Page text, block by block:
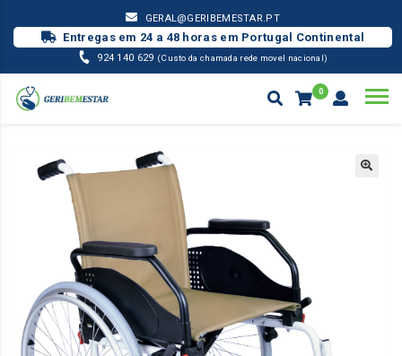
GERAL@GERIBEMESTAR.PT
Entregas em 24 a 48 horas em Portugal Continental
924 140 629 (Custo da chamada rede movel nacional)
0
MOBILIDADE CADEIRA DE RODAS LATINA COMPACT